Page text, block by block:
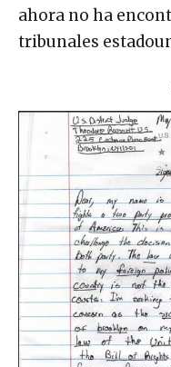
ahora no ha
tribunales